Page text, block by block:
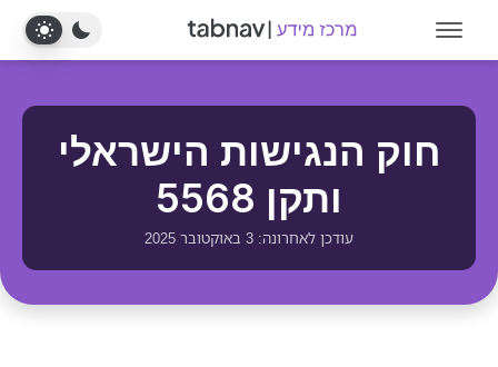
מה חובה לדעת על תקן 5568
מה אומר החוק הישראלי
חוק הנגישות הישראלי
ותקן 5568
עודכן לאחרונה: 3 באוקטובר 2025